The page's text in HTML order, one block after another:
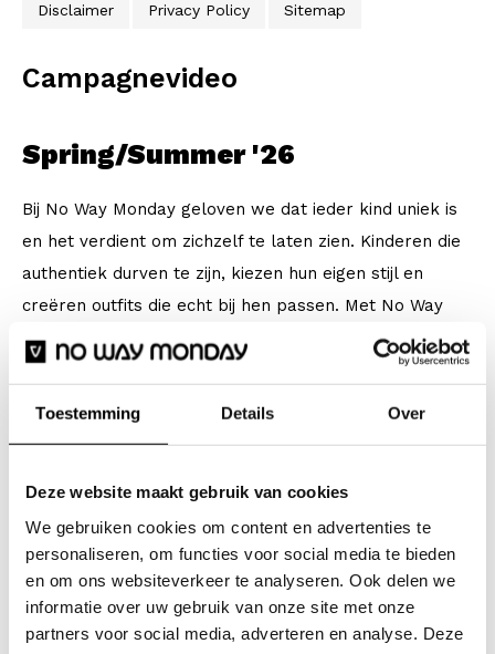
Toestemming Details Over
Deze website maakt gebruik van cookies
We gebruiken cookies om content en advertenties te
personaliseren, om functies voor social media te bieden
en om ons websiteverkeer te analyseren. Ook delen we
informatie over uw gebruik van onze site met onze
partners voor social media, adverteren en analyse. Deze
Disclaimer Privacy Policy Sitemap
Campagnevideo
Spring/Summer '26
Bij No Way Monday geloven we dat ieder kind uniek is
en het verdient om zichzelf te laten zien. Kinderen die
authentiek durven te zijn, kiezen hun eigen stijl en
creëren outfits die echt bij hen passen. Met No Way
Monday kunnen kinderen onvergetelijke looks
samenstellen, spelen met kleuren en patronen en hun
eigen persoonlijke stijl ontdekken. Helemaal
laat voelen. No Way Monday is verkrijgbaar in de
maten 92 t/m 164. Ontdek de collectie en laat je
inspireren door de campagnevideo hier.
Own your style,